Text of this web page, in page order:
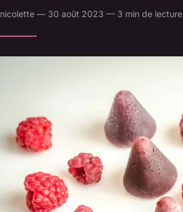
nicolette — 30 août 2023 — 3 min de lecture